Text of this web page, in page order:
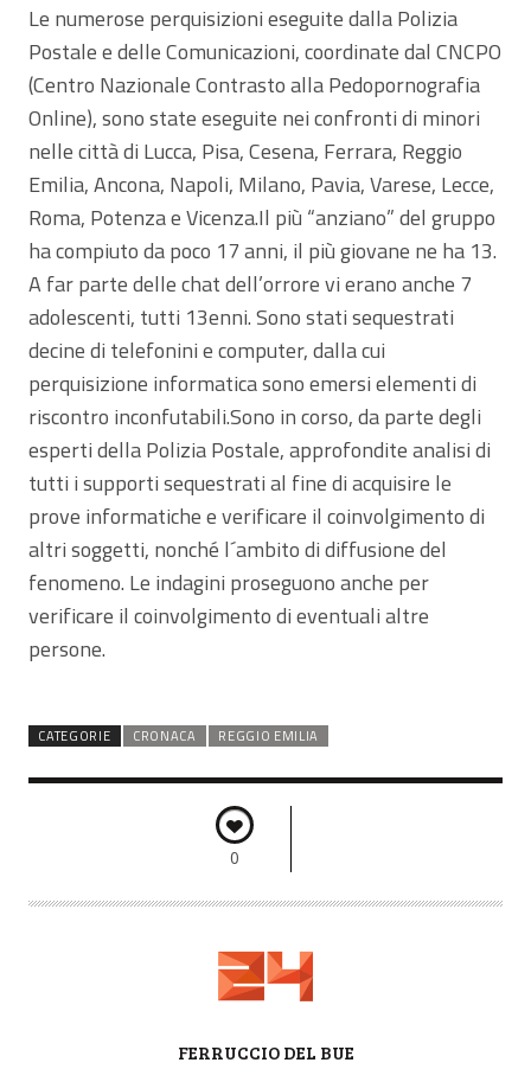
Le numerose perquisizioni eseguite dalla Polizia
Postale e delle Comunicazioni, coordinate dal CNCPO
(Centro Nazionale Contrasto alla Pedopornografia
Online), sono state eseguite nei confronti di minori
nelle città di Lucca, Pisa, Cesena, Ferrara, Reggio
Emilia, Ancona, Napoli, Milano, Pavia, Varese, Lecce,
Roma, Potenza e Vicenza.Il più “anziano” del gruppo
ha compiuto da poco 17 anni, il più giovane ne ha 13.
A far parte delle chat dell’orrore vi erano anche 7
adolescenti, tutti 13enni. Sono stati sequestrati
decine di telefonini e computer, dalla cui
perquisizione informatica sono emersi elementi di
riscontro inconfutabili.Sono in corso, da parte degli
esperti della Polizia Postale, approfondite analisi di
tutti i supporti sequestrati al fine di acquisire le
prove informatiche e verificare il coinvolgimento di
altri soggetti, nonché l´ambito di diffusione del
fenomeno. Le indagini proseguono anche per
verificare il coinvolgimento di eventuali altre
persone.
CATEGORIE CRONACA REGGIO EMILIA
0
FERRUCCIO DEL BUE